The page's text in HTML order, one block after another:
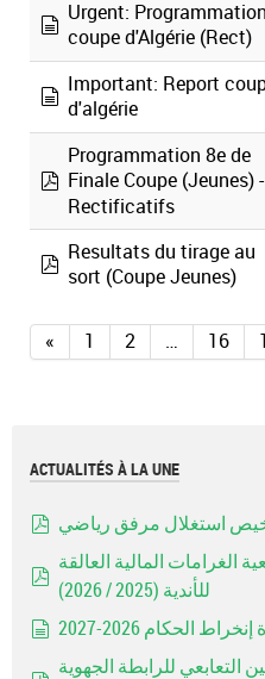
document
Urgent: Programmation
coupe d'Algérie (Rect)
document
Important: Report
d'algérie
pdf
Programmation 8e de
Finale Coupe (Jeunes) -
Rectificatifs
pdf
Resultats du tirage au
sort (Coupe Jeunes)
« 1 2 … 16
ACTUALITÉS À LA UNE
استغلال مرفق رياضي
pdf
الغرامات المالية العالقة
للأندية (2025 / 2026)
الحكام 2026-2027
التعابعي للرابطة الجهوية